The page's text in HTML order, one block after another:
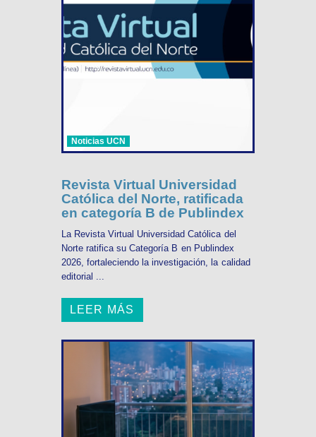
Noticias UCN
Revista Virtual Universidad
Católica del Norte, ratificada
en categoría B de Publindex
La Revista Virtual Universidad Católica del
Norte ratifica su Categoría B en Publindex
2026, fortaleciendo la investigación, la calidad
editorial ...
LEER MÁS